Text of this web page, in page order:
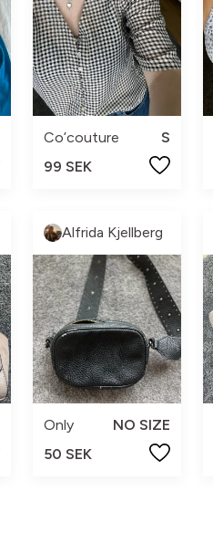
Co’couture
S
99 SEK
Alfrida Kjellberg
Only
NO SIZE
50 SEK